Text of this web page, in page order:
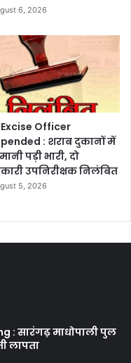
6, 2026
Excise Officer
: शराब दुकानों में
पड़ी भारी, दो
उपनिरीक्षक निलंबित
5, 2026
: सारंगढ़ माधोपाली पुल
लापता